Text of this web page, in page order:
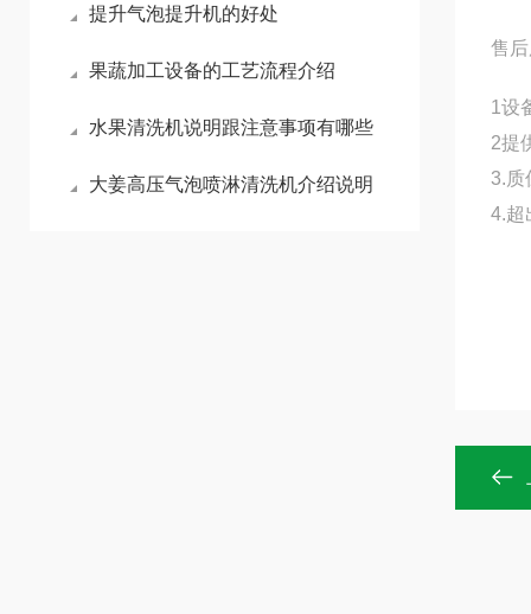
提升气泡提升机的好处
果蔬加工设备的工艺流程介绍
水果清洗机说明跟注意事项有哪些
大姜高压气泡喷淋清洗机介绍说明
售
1设
2提
3.质
4.超